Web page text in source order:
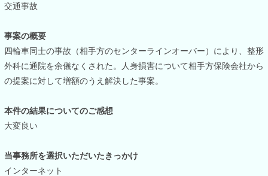
交通事故
事案の概要
四輪車同士の事故（相手方のセンターラインオーバー）により、整形
外科に通院を余儀なくされた。人身損害について相手方保険会社から
の提案に対して増額のうえ解決した事案。
本件の結果についてのご感想
大変良い
当事務所を選択いただいたきっかけ
インターネット